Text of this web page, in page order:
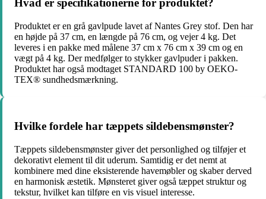
Hvad er specifikationerne for produktet?
Produktet er en grå gavlpude lavet af Nantes Grey stof. Den har
en højde på 37 cm, en længde på 76 cm, og vejer 4 kg. Det
leveres i en pakke med målene 37 cm x 76 cm x 39 cm og en
vægt på 4 kg. Der medfølger to stykker gavlpuder i pakken.
Produktet har også modtaget STANDARD 100 by OEKO-
TEX® sundhedsmærkning.
Hvilke fordele har tæppets sildebensmønster?
Tæppets sildebensmønster giver det personlighed og tilføjer et
dekorativt element til dit uderum. Samtidig er det nemt at
kombinere med dine eksisterende havemøbler og skaber derved
en harmonisk æstetik. Mønsteret giver også tæppet struktur og
tekstur, hvilket kan tilføre en vis visuel interesse.